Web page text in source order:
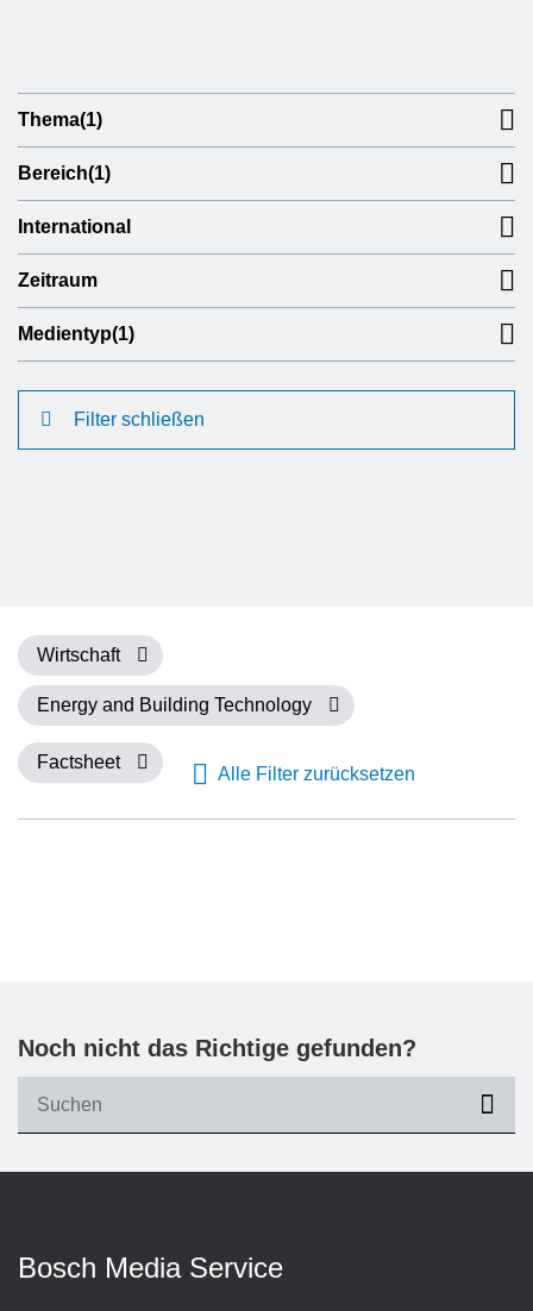
Thema(1)
Bereich(1)
International
Zeitraum
Medientyp(1)
Filter schließen
Wirtschaft
Energy and Building Technology
Factsheet
Alle Filter zurücksetzen
Noch nicht das Richtige gefunden?
Bosch Media Service